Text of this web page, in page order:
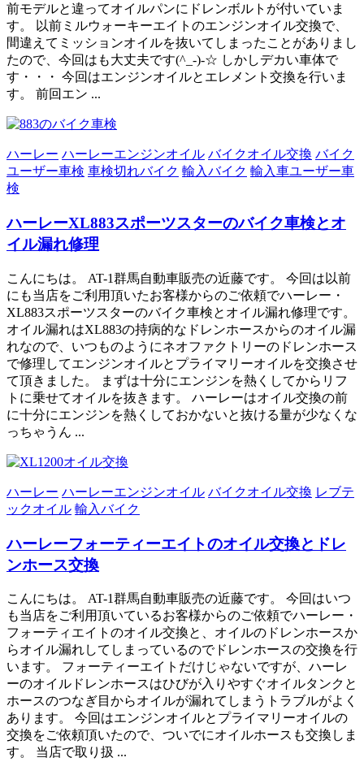
前モデルと違ってオイルパンにドレンボルトが付いていま
す。 以前ミルウォーキーエイトのエンジンオイル交換で、
間違えてミッションオイルを抜いてしまったことがありまし
たので、今回はも大丈夫です(^_-)-☆ しかしデカい車体で
す・・・ 今回はエンジンオイルとエレメント交換を行いま
す。 前回エン ...
ハーレー ハーレーエンジンオイル バイクオイル交換 バイク
ユーザー車検 車検切れバイク 輸入バイク 輸入車ユーザー車
検
ハーレーXL883スポーツスターのバイク車検とオ
イル漏れ修理
こんにちは。 AT-1群馬自動車販売の近藤です。 今回は以前
にも当店をご利用頂いたお客様からのご依頼でハーレー・
XL883スポーツスターのバイク車検とオイル漏れ修理です。
オイル漏れはXL883の持病的なドレンホースからのオイル漏
れなので、いつものようにネオファクトリーのドレンホース
で修理してエンジンオイルとプライマリーオイルを交換させ
て頂きました。 まずは十分にエンジンを熱くしてからリフ
トに乗せてオイルを抜きます。 ハーレーはオイル交換の前
に十分にエンジンを熱くしておかないと抜ける量が少なくな
っちゃうん ...
ハーレー ハーレーエンジンオイル バイクオイル交換 レブテ
ックオイル 輸入バイク
ハーレーフォーティーエイトのオイル交換とドレ
ンホース交換
こんにちは。 AT-1群馬自動車販売の近藤です。 今回はいつ
も当店をご利用頂いているお客様からのご依頼でハーレー・
フォーティエイトのオイル交換と、オイルのドレンホースか
らオイル漏れしてしまっているのでドレンホースの交換を行
います。 フォーティーエイトだけじゃないですが、ハーレ
ーのオイルドレンホースはひびが入りやすぐオイルタンクと
ホースのつなぎ目からオイルが漏れてしまうトラブルがよく
あります。 今回はエンジンオイルとプライマリーオイルの
交換をご依頼頂いたので、ついでにオイルホースも交換しま
す。 当店で取り扱 ...